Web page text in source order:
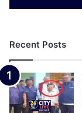
Recent Posts